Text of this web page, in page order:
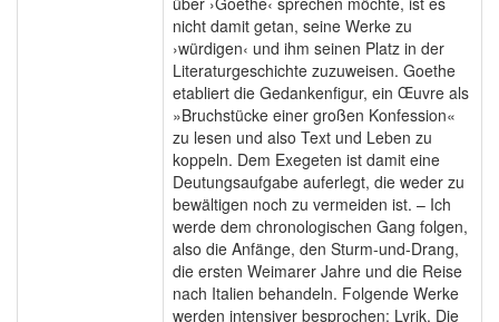
nicht damit getan, seine Werke zu
›würdigen‹ und ihm seinen Platz in der
Literaturgeschichte zuzuweisen. Goethe
etabliert die Gedankenfigur, ein Œuvre als
»Bruchstücke einer großen Konfession«
zu lesen und also Text und Leben zu
koppeln. Dem Exegeten ist damit eine
Deutungsaufgabe auferlegt, die weder zu
bewältigen noch zu vermeiden ist. – Ich
werde dem chronologischen Gang folgen,
also die Anfänge, den Sturm-und-Drang,
die ersten Weimarer Jahre und die Reise
nach Italien behandeln. Folgende Werke
werden intensiver besprochen: Lyrik, Die